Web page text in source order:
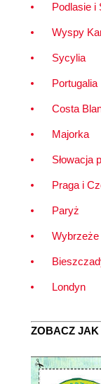
Podlasie i
Wyspy
Sycylia
Portugalia
Costa
Majorka
Słowacja
Praga i
Paryż
Londyn
ZOBACZ